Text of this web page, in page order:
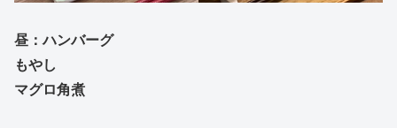
昼：ハンバーグ
もやし
マグロ角煮